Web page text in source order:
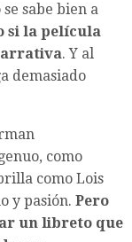
sabe bien a
si la película
. Y al
demasiado
como
como Lois
y pasión. Pero
un libreto que